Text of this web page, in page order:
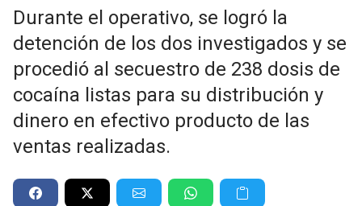
Durante el operativo, se logró la
detención de los dos investigados y se
procedió al secuestro de 238 dosis de
cocaína listas para su distribución y
dinero en efectivo producto de las
ventas realizadas.